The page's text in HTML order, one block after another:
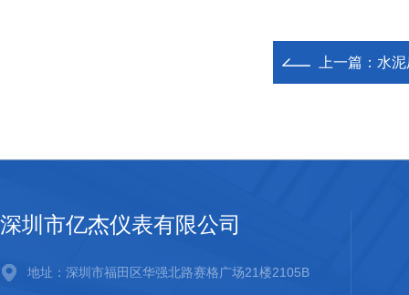
上一篇： 水
深圳市亿杰仪表有限公司
地址：深圳市福田区华强北路赛格广场21楼2105B